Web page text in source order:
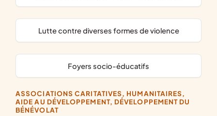
lutte contre diverses formes de violence
foyers socio-éducatifs
ASSOCIATIONS CARITATIVES, HUMANITAIRES,
AIDE AU DÉVELOPPEMENT, DÉVELOPPEMENT DU
BÉNÉVOLAT